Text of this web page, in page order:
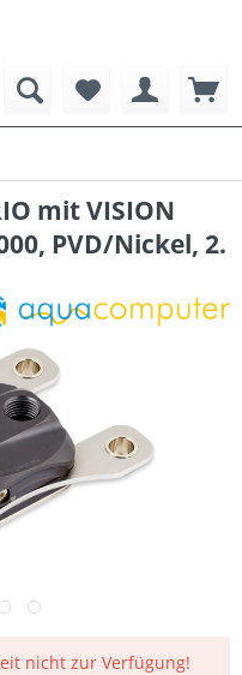
mit VISION
PVD/Nickel, 2.
nicht zur Verfügung!